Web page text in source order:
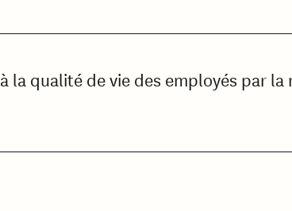
la qualité de vie des employés par